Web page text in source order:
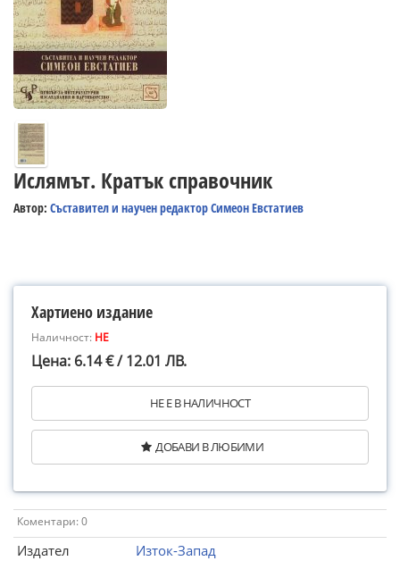
Ислямът. Кратък справочник
Автор: Съставител и научен редактор Симеон Евстатиев
Хартиено издание
Наличност: НЕ
Цена: 6.14 € / 12.01 ЛВ.
НЕ Е В НАЛИЧНОСТ
ДОБАВИ В ЛЮБИМИ
Коментари: 0
Издател
Изток-Запад